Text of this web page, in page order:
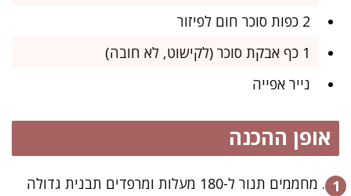
2 כפות סוכר חום לפיזור
1 כף אבקת סוכר (לקישוט, לא חובה)
נייר אפייה
אופן ההכנה
מחממים תנור ל-180 מעלות ומרפדים תבנית גדולה